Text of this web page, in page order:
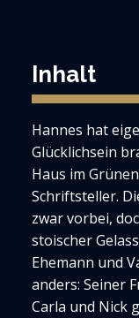
Inhalt
Hannes hat
Glücklichsein
Haus im
Schriftsteller.
zwar vorbei,
stoischer
Ehemann und
anders: Seiner
Carla und Nick